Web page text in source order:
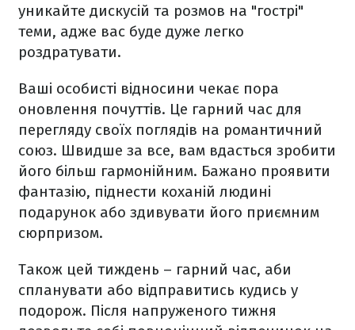
уникайте дискусій та розмов на "гострі"
теми, адже вас буде дуже легко
роздратувати.
Ваші особисті відносини чекає пора
оновлення почуттів. Це гарний час для
перегляду своїх поглядів на романтичний
союз. Швидше за все, вам вдасться зробити
його більш гармонійним. Бажано проявити
фантазію, піднести коханій людині
подарунок або здивувати його приємним
сюрпризом.
Також цей тиждень – гарний час, аби
спланувати або відправитись кудись у
подорож. Після напруженого тижня